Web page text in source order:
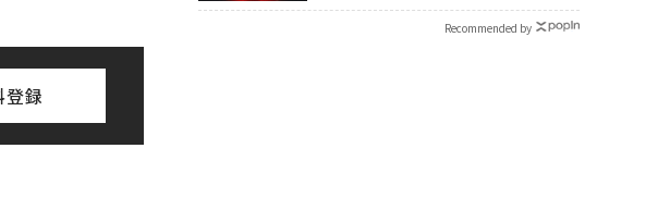
登録
Recommended by